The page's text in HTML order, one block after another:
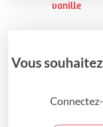
vanille
Vous